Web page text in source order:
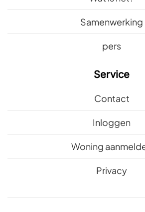
Samenwerking
pers
Service
Contact
Inloggen
Woning
Privacy